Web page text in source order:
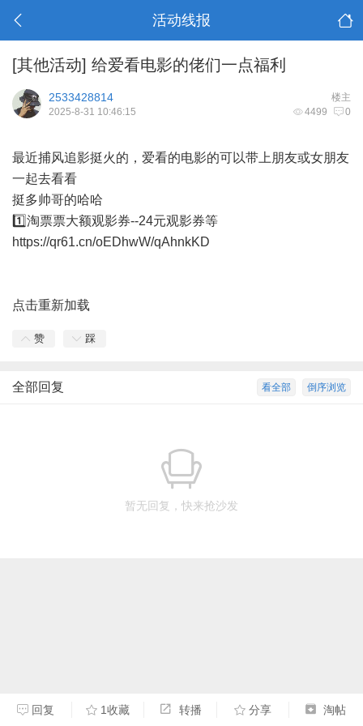
活动线报
[其他活动] 给爱看电影的佬们一点福利
楼主
2533428814
4499 0
2025-8-31 10:46:15
最近捕风追影挺火的，爱看的电影的可以带上朋友或女朋友
一起去看看
挺多帅哥的哈哈
1️⃣淘票票大额观影券--24元观影券等
https://qr61.cn/oEDhwW/qAhnkKD
点击重新加载
赞 踩
倒序浏览
看全部
全部回复
暂无回复，快来抢沙发
回复 1收藏 转播 分享 淘帖